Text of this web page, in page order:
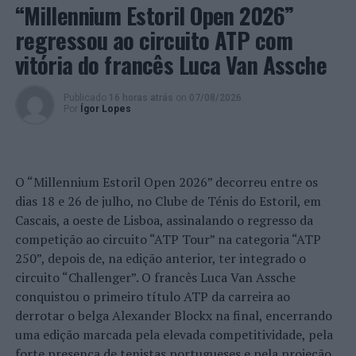
comunicacionais e dar a conhecer aspetos das culturas
de língua portuguesa.
Exames para dez línguas
Entretanto, o BabeliUM promove, de 27 de junho a 1 de
Português Língua Estrangeira. Constituído por duas
partes, o exame avalia a compreensão oral e escrita, a
expressão escrita e a interação e expressão oral, de
acordo com os níveis definidos no Quadro Europeu
Comum de Referência para as Línguas.
A UMinho, através da Escola de Letras, Artes e Ciências
Humanas, é pioneira no ensino superior em Portugal na
introdução de cursos livres de línguas e culturas
“Millennium Estoril Open 2026”
regressou ao circuito ATP com
vitória do francês Luca Van Assche
Publicado 16 horas atrás on 07/08/2026
Por
Ígor Lopes
O “Millennium Estoril Open 2026” decorreu entre os
dias 18 e 26 de julho, no Clube de Ténis do Estoril, em
Cascais, a oeste de Lisboa, assinalando o regresso da
competição ao circuito “ATP Tour” na categoria “ATP
250”, depois de, na edição anterior, ter integrado o
circuito “Challenger”. O francês Luca Van Assche
conquistou o primeiro título ATP da carreira ao
derrotar o belga Alexander Blockx na final, encerrando
uma edição marcada pela elevada competitividade, pela